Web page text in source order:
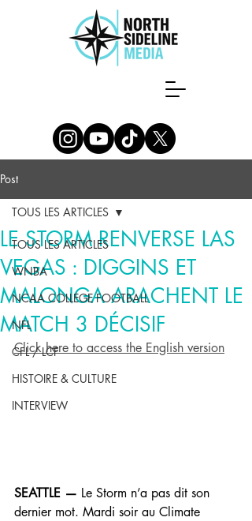
Post
TOUS LES ARTICLES
WNBA
NCAA COLLEGE FOOTBALL
NFL
CFL / LCF
HISTOIRE & CULTURE
INTERVIEW
TOUS LES ARTICLES
LE STORM RENVERSE LAS
VEGAS : DIGGINS ET
MALONGA ARACHENT LE
MATCH 3 DÉCISIF
Click here to access the English version
SEATTLE — Le Storm n’a pas dit son
dernier mot. Mardi soir au Climate